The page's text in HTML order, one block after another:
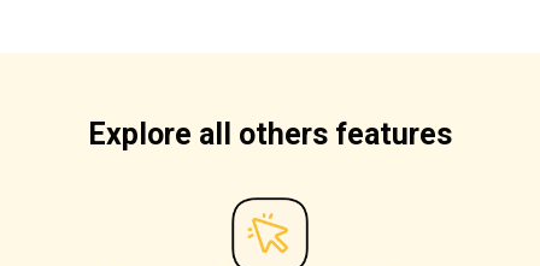
Explore all others features